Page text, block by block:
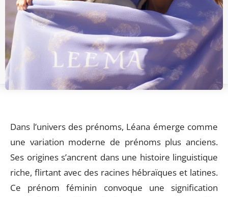
Dans l’univers des prénoms, Léana émerge comme
une variation moderne de prénoms plus anciens.
Ses origines s’ancrent dans une histoire linguistique
riche, flirtant avec des racines hébraïques et latines.
Ce prénom féminin convoque une signification